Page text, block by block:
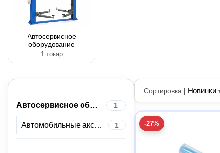
Автосервисное
оборудование
1 товар
Автосервисное оборудование 1
Автомобильные аксессуары 1
Сортировка | Новинки
-27%